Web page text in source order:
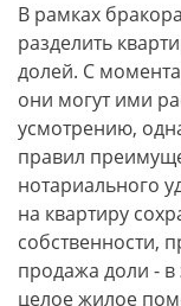
В рамках
разделить
долей. С
они могут ими
усмотрению,
правил
нотариального
на квартиру
собственности,
продажа доли - в
целое жилое